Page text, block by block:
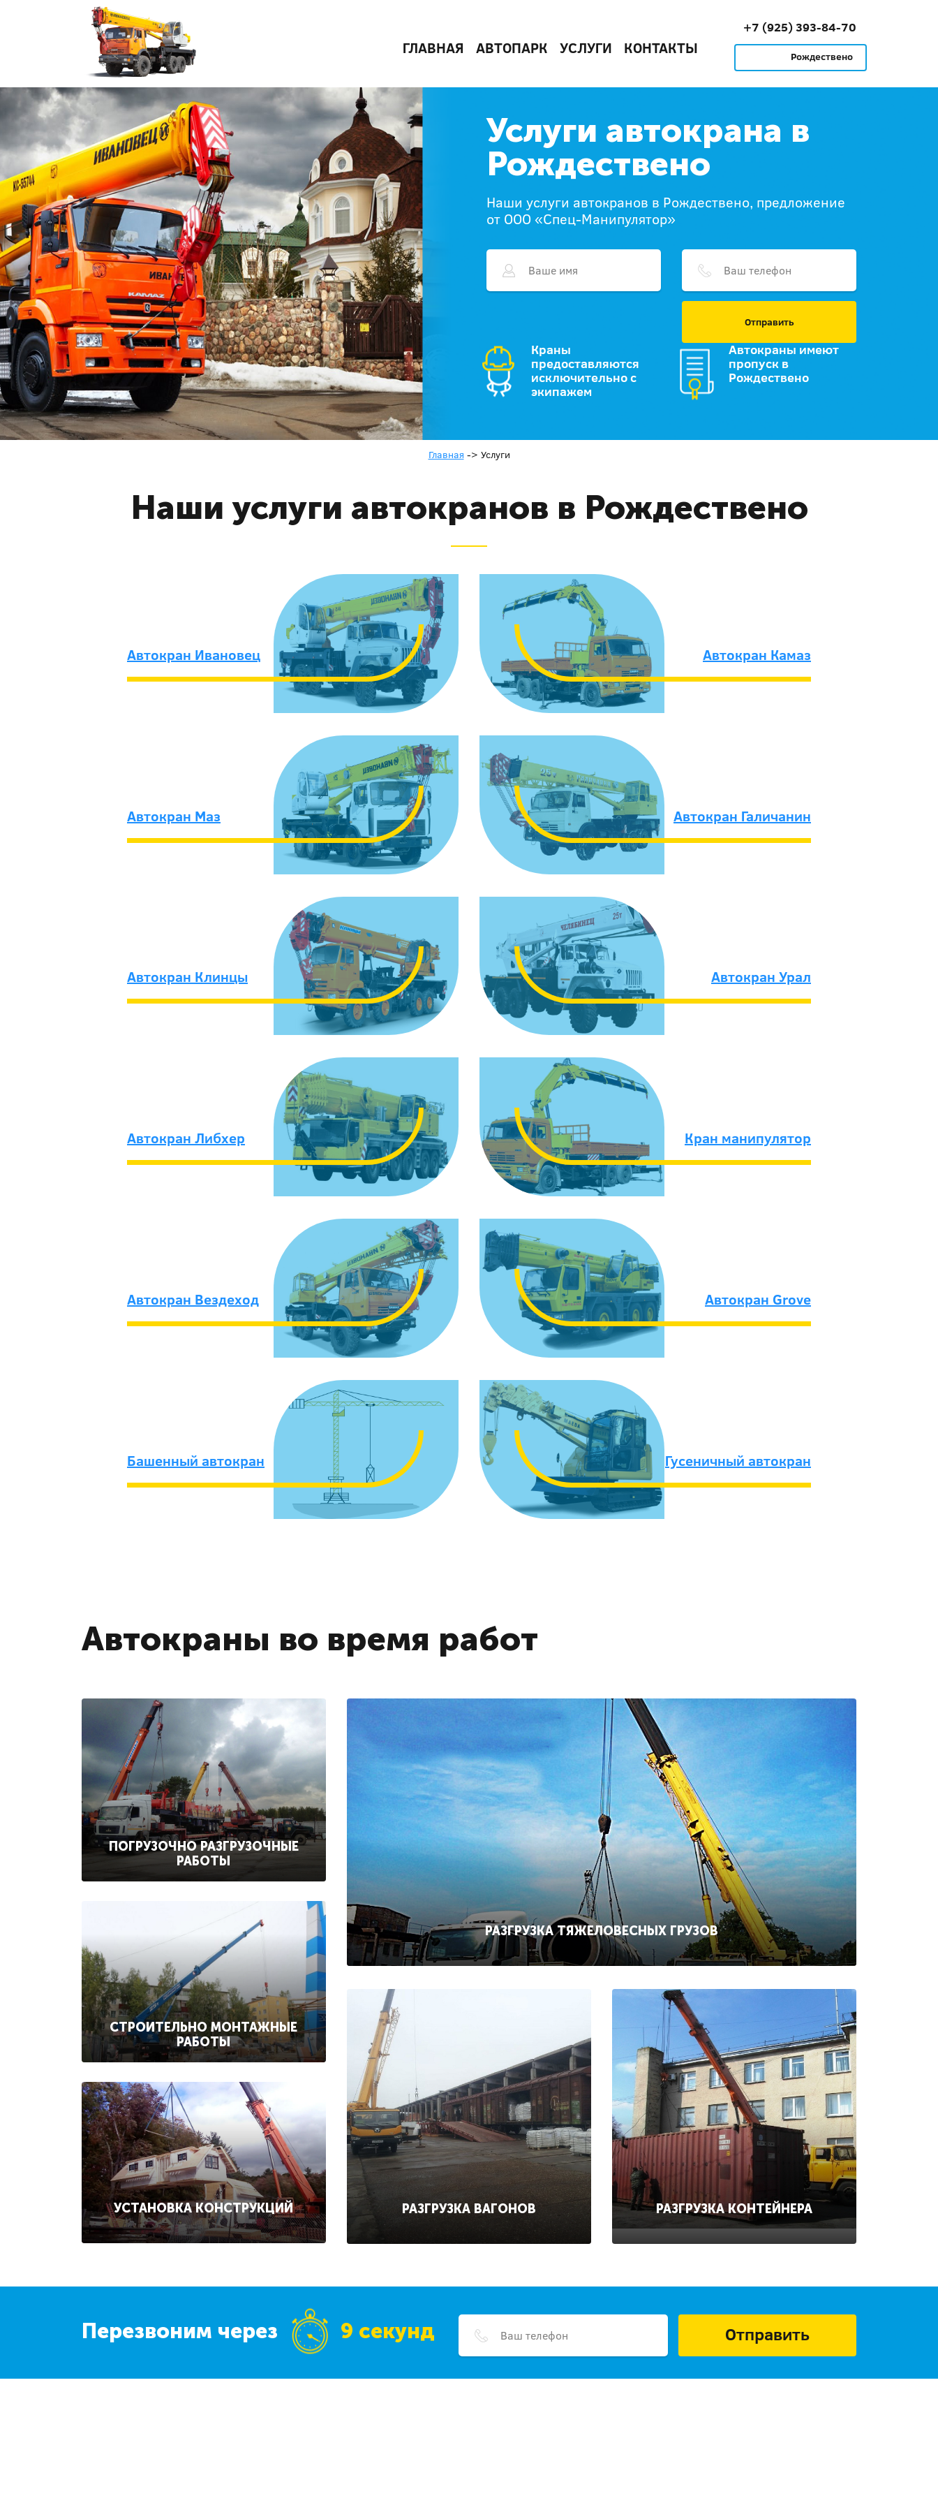
ГЛАВНАЯ АВТОПАРК УСЛУГИ КОНТАКТЫ
+7 (925) 393-84-70
Рождествено
Услуги автокрана в
Рождествено
Наши услуги автокранов в Рождествено, предложение
от ООО «Спец-Манипулятор»
Отправить
Краны
предоставляются
исключительно с
экипажем
Автокраны имеют
пропуск в
Рождествено
Главная -> Услуги
Наши услуги автокранов в Рождествено
Автокран Ивановец Автокран Камаз
Автокран Маз Автокран Галичанин
Автокран Клинцы Автокран Урал
Автокран Либхер Кран манипулятор
Автокран Вездеход Автокран Grove
Башенный автокран Гусеничный автокран
Автокраны во время работ
ПОГРУЗОЧНО РАЗГРУЗОЧНЫЕ
РАБОТЫ
СТРОИТЕЛЬНО МОНТАЖНЫЕ
РАБОТЫ
УСТАНОВКА КОНСТРУКЦИЙ
РАЗГРУЗКА ТЯЖЕЛОВЕСНЫХ ГРУЗОВ
РАЗГРУЗКА ВАГОНОВ РАЗГРУЗКА КОНТЕЙНЕРА
Перезвоним через 9 секунд Отправить